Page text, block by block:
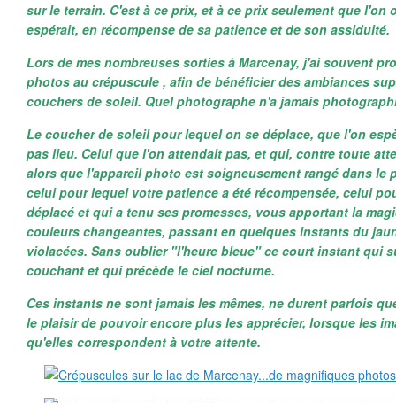
sur le terrain. C'est à ce prix, et à ce prix seulement que l'on
espérait, en récompense de sa patience et de son assiduité.
Lors de mes nombreuses sorties à Marcenay, j'ai souvent
photos au crépuscule , afin de bénéficier des ambiances
couchers de soleil. Quel photographe n'a jamais
Le coucher de soleil pour lequel on se déplace, que l'on
pas lieu. Celui que l'on attendait pas, et qui, contre toute
alors que l'appareil photo est soigneusement rangé dans le
celui pour lequel votre patience a été récompensée, celui
déplacé et qui a tenu ses promesses, vous apportant la
couleurs changeantes, passant en quelques instants du
violacées. Sans oublier "l'heure bleue" ce court instant qui
couchant et qui précède le ciel nocturne.
Ces instants ne sont jamais les mêmes, ne durent parfois
le plaisir de pouvoir encore plus les apprécier, lorsque les
qu'elles correspondent à votre attente.